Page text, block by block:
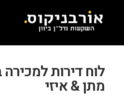
לוח דירות
מתן & איזי